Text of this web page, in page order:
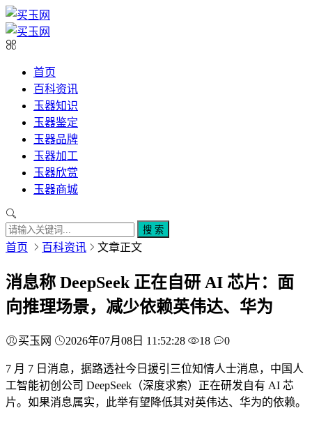
首页
百科资讯
玉器知识
玉器鉴定
玉器品牌
玉器加工
玉器欣赏
玉器商城
搜 索
首页 百科资讯 文章正文
消息称 DeepSeek 正在自研 AI 芯片：面
向推理场景，减少依赖英伟达、华为
买玉网 2026年07月08日 11:52:28 18 0
7 月 7 日消息，据路透社今日援引三位知情人士消息，中国人
工智能初创公司 DeepSeek（深度求索）正在研发自有 AI 芯
片。如果消息属实，此举有望降低其对英伟达、华为的依赖。